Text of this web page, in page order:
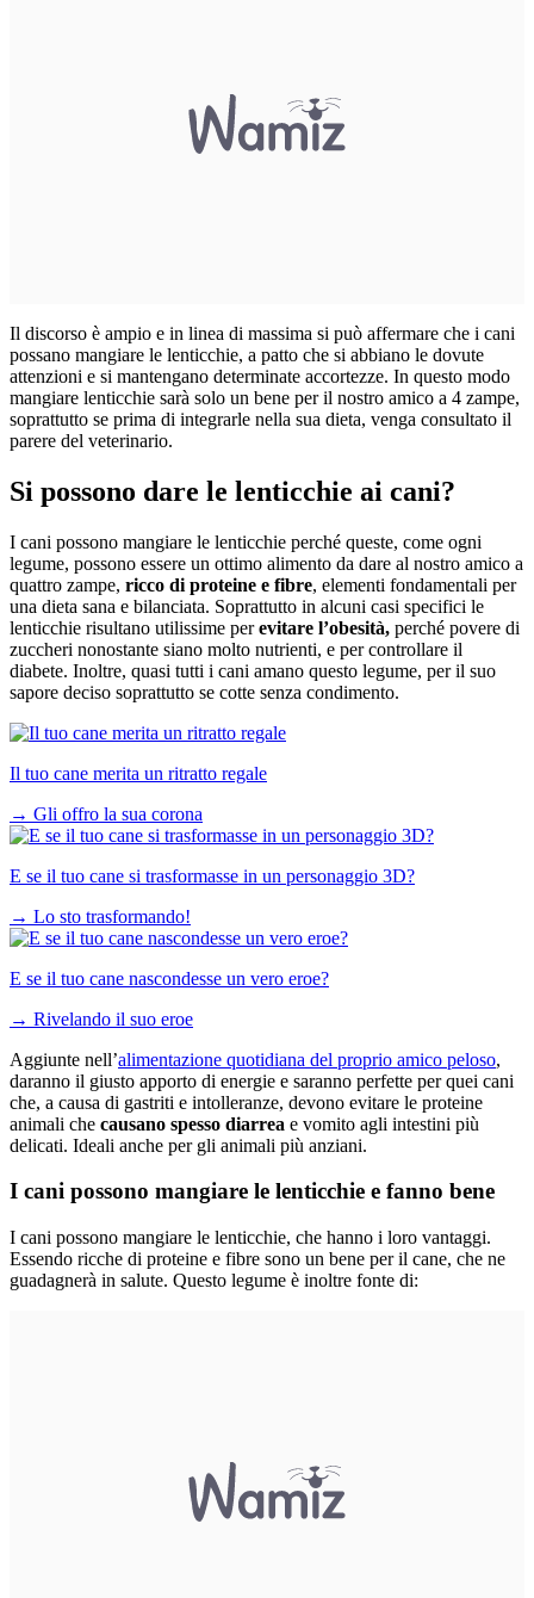
Il discorso è ampio e in linea di massima si può affermare che i cani
possano mangiare le lenticchie, a patto che si abbiano le dovute
attenzioni e si mantengano determinate accortezze. In questo modo
mangiare lenticchie sarà solo un bene per il nostro amico a 4 zampe,
soprattutto se prima di integrarle nella sua dieta, venga consultato il
parere del veterinario.
Si possono dare le lenticchie ai cani?
I cani possono mangiare le lenticchie perché queste, come ogni
legume, possono essere un ottimo alimento da dare al nostro amico a
quattro zampe, ricco di proteine e fibre, elementi fondamentali per
una dieta sana e bilanciata. Soprattutto in alcuni casi specifici le
lenticchie risultano utilissime perevitare l’obesità, perché povere di
zuccheri nonostante siano molto nutrienti, e per controllare il
diabete. Inoltre, quasi tutti i cani amano questo legume, per il suo
sapore deciso soprattutto se cotte senza condimento.
Il tuo cane merita un ritratto regale
→ Gli offro la sua corona
E se il tuo cane si trasformasse in un personaggio 3D?
→ Lo sto trasformando!
E se il tuo cane nascondesse un vero eroe?
→ Rivelando il suo eroe
Aggiunte nell’alimentazione quotidiana del proprio amico peloso,
daranno il giusto apporto di energie e saranno perfette per quei cani
che, a causa di gastriti e intolleranze, devono evitare le proteine
animali che causano spesso diarrea e vomito agli intestini più
delicati. Ideali anche per gli animali più anziani.
I cani possono mangiare le lenticchie e fanno bene
I cani possono mangiare le lenticchie, che hanno i loro vantaggi.
Essendo ricche di proteine e fibre sono un bene per il cane, che ne
guadagnerà in salute. Questo legume è inoltre fonte di: